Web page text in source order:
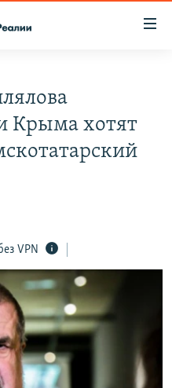
Крыма хотят
VPN